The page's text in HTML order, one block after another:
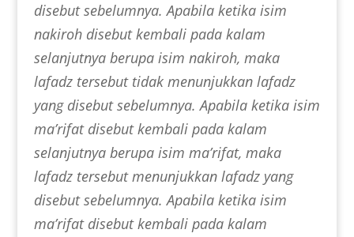
disebut sebelumnya. Apabila ketika isim
nakiroh disebut kembali pada kalam
selanjutnya berupa isim nakiroh, maka
lafadz tersebut tidak menunjukkan lafadz
yang disebut sebelumnya. Apabila ketika isim
ma’rifat disebut kembali pada kalam
selanjutnya berupa isim ma’rifat, maka
lafadz tersebut menunjukkan lafadz yang
disebut sebelumnya. Apabila ketika isim
ma’rifat disebut kembali pada kalam